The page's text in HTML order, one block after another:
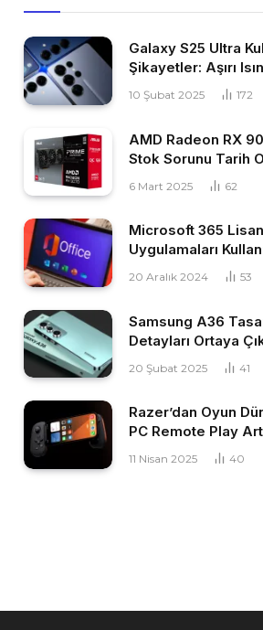
Galaxy S25 Ultra
Şikayetler: Aşırı
10 Şubat 2025 172
AMD Radeon RX
Stok Sorunu Tarih
6 Mart 2025 62
Microsoft 365
Uygulamaları
20 Aralık 2024 53
Samsung A36
Detayları Ortaya
20 Şubat 2025 41
Razer’dan Oyun
PC Remote Play
11 Nisan 2025 40